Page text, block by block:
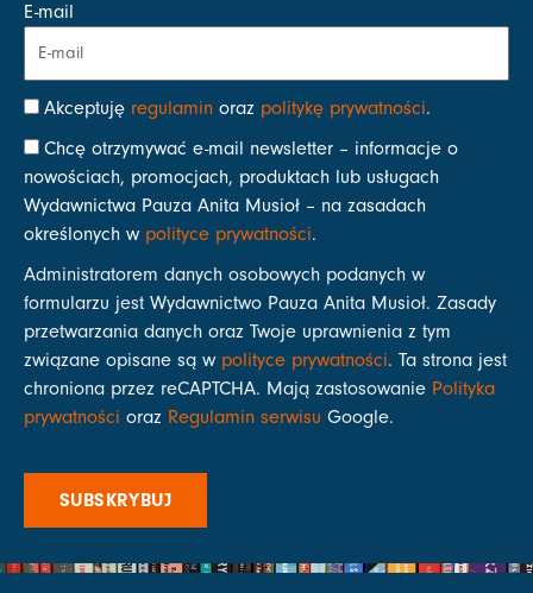
E-mail
Akceptuję regulamin oraz politykę prywatności.
Chcę otrzymywać e-mail newsletter – informacje o
nowościach, promocjach, produktach lub usługach
Wydawnictwa Pauza Anita Musioł – na zasadach
określonych w polityce prywatności.
Administratorem danych osobowych podanych w
formularzu jest Wydawnictwo Pauza Anita Musioł. Zasady
przetwarzania danych oraz Twoje uprawnienia z tym
związane opisane są w polityce prywatności. Ta strona jest
chroniona przez reCAPTCHA. Mają zastosowanie Polityka
prywatności oraz Regulamin serwisu Google.
SUBSKRYBUJ